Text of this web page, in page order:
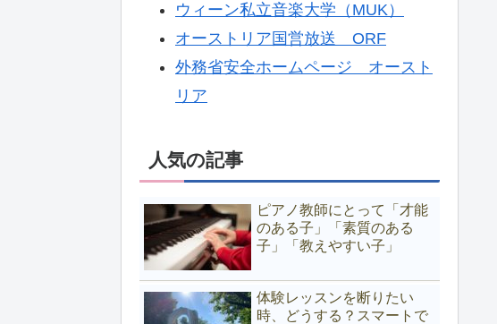
ウィーン私立音楽大学（MUK）
オーストリア国営放送 ORF
外務省安全ホームページ オースト
リア
人気の記事
ピアノ教師にとって「才能
のある子」「素質のある
子」「教えやすい子」
体験レッスンを断りたい
時、どうする？スマートで